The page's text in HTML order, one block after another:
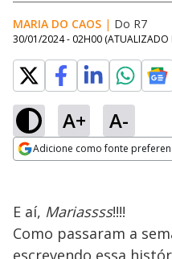
MARIA DO CAOS | Do R7
30/01/2024 - 02H00 (ATUALIZADO
A+ A-
Adicione como fonte
E aí, Mariassss!!!!
Como passaram a
escrevendo essa